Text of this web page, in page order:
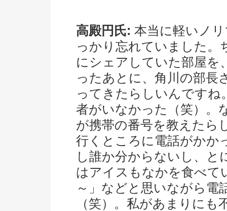
高殿円氏: 本当に軽いノ
っかり忘れていました。
にシェアしていた部屋を
ったあとに、角川の部長
ってきたらしいんですね
者がいなかった（笑）。
が携帯の番号を教えたら
行くところに電話がかか
し誰か分からないし、と
はアイスもなかを食べて
～」などと思いながら電
（笑）。私があまりに